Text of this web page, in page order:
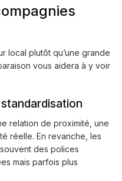
local plutôt qu’une grande
vous aidera à y voir
relation de proximité, une
réelle. En revanche, les
des polices
mais parfois plus